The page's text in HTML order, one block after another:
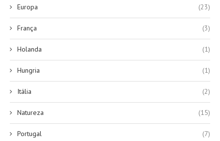
Europa (23)
França (3)
Holanda (1)
Hungria (1)
Itália (2)
Natureza (15)
Portugal (7)